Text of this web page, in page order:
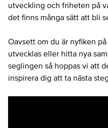
utveckling och friheten på
det finns många sätt att bli
Oavsett om du är nyfiken
utvecklas eller hitta nya
seglingen så hoppas vi att
inspirera dig att ta nästa